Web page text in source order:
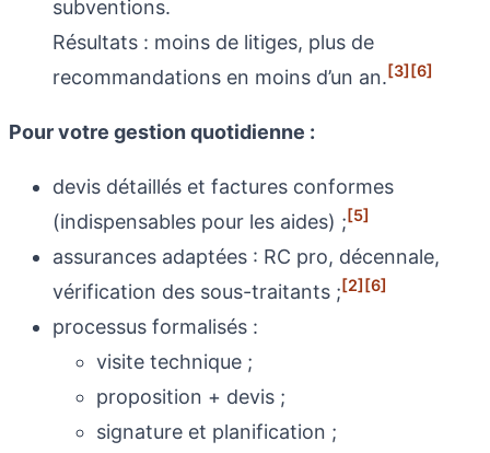
subventions.
Résultats : moins de litiges, plus de
recommandations en moins d’un an.[3][6]
Pour votre gestion quotidienne :
devis détaillés et factures conformes
(indispensables pour les aides) ;[5]
assurances adaptées : RC pro, décennale,
vérification des sous-traitants ;[2][6]
processus formalisés :
visite technique ;
proposition + devis ;
signature et planification ;